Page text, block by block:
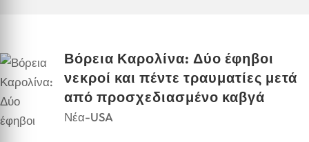
Βόρεια Καρολίνα: Δύο έφηβοι
νεκροί και πέντε τραυματίες μετά
από προσχεδιασμένο καβγά
Νέα-USA